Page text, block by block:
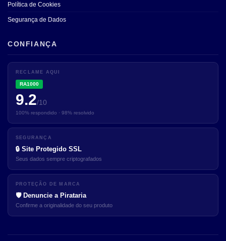
Política de Cookies
Segurança de Dados
CONFIANÇA
RECLAME AQUI
RA1000
9.2/10
100% respondido · 98% resolvido
SEGURANÇA
🔒 Site Protegido SSL
Seus dados sempre criptografados
PROTEÇÃO DE MARCA
🛡️ Denuncie a Pirataria
Confirme a originalidade do seu produto